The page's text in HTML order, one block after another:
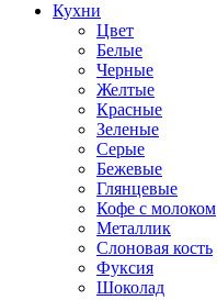
Кухни
Цвет
Белые
Черные
Желтые
Красные
Зеленые
Серые
Бежевые
Глянцевые
Кофе с молоком
Металлик
Слоновая кость
Фуксия
Шоколад